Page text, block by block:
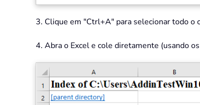
3. Clique em "Ctrl+A" para selecionar todo o
4. Abra o Excel e cole diretamente (usando